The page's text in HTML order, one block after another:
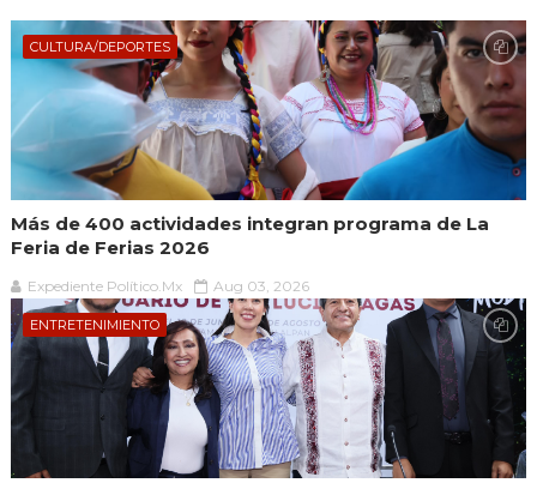
CULTURA/DEPORTES
Más de 400 actividades integran programa de La
Feria de Ferias 2026
Expediente Político.Mx Aug 03, 2026
ENTRETENIMIENTO